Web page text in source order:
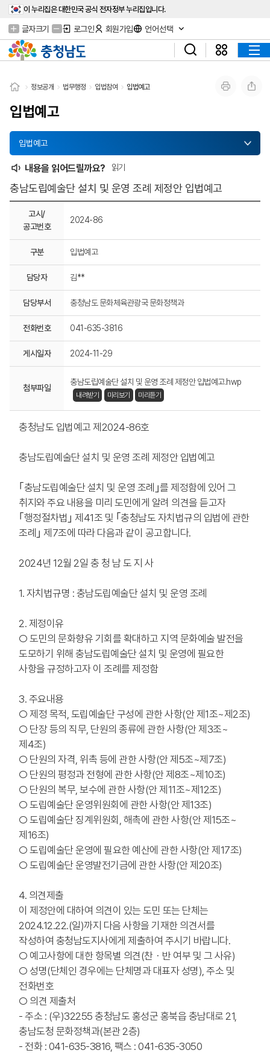
이 누리집은 대한민국 공식 전자정부 누리집입니다.
글자크기 로그인 회원가입 언어선택
정보공개 법무행정 입법참여 입법예고
입법예고
입법예고
내용을 읽어드릴까요? 읽기
충남도립예술단 설치 및 운영 조례 제정안 입법예고
고시/
공고번호
2024-86
구분 입법예고
담당자 김**
담당부서 충청남도 문화체육관광국 문화정책과
전화번호 041-635-3816
게시일자 2024-11-29
첨부파일
충남도립예술단 설치 및 운영 조례 제정안 입법예고.hwp
내려받기 미리보기 미리듣기
충청남도 입법예고 제2024-86호
충남도립예술단 설치 및 운영 조례 제정안 입법예고
｢충남도립예술단 설치 및 운영 조례｣를 제정함에 있어 그
취지와 주요 내용을 미리 도민에게 알려 의견을 듣고자
｢행정절차법｣ 제41조 및 ｢충청남도 자치법규의 입법에 관한
조례｣ 제7조에 따라 다음과 같이 공고합니다.
2024년 12월 2일 충 청 남 도 지 사
1. 자치법규명 : 충남도립예술단 설치 및 운영 조례
2. 제정이유
○ 도민의 문화향유 기회를 확대하고 지역 문화예술 발전을
도모하기 위해 충남도립예술단 설치 및 운영에 필요한
사항을 규정하고자 이 조례를 제정함
3. 주요내용
○ 제정 목적, 도립예술단 구성에 관한 사항(안 제1조~제2조)
○ 단장 등의 직무, 단원의 종류에 관한 사항(안 제3조~
제4조)
○ 단원의 자격, 위촉 등에 관한 사항(안 제5조~제7조)
○ 단원의 평정과 전형에 관한 사항(안 제8조~제10조)
○ 단원의 복무, 보수에 관한 사항(안 제11조~제12조)
○ 도립예술단 운영위원회에 관한 사항(안 제13조)
○ 도립예술단 징계위원회, 해촉에 관한 사항(안 제15조~
제16조)
○ 도립예술단 운영에 필요한 예산에 관한 사항(안 제17조)
○ 도립예술단 운영발전기금에 관한 사항(안 제20조)
4. 의견제출
이 제정안에 대하여 의견이 있는 도민 또는 단체는
2024.12.22.(일)까지 다음 사항을 기재한 의견서를
작성하여 충청남도지사에게 제출하여 주시기 바랍니다.
○ 예고사항에 대한 항목별 의견(찬・반 여부 및 그 사유)
○ 성명(단체인 경우에는 단체명과 대표자 성명), 주소 및
전화번호
○ 의견 제출처
- 주소 : (우)32255 충청남도 홍성군 홍북읍 충남대로 21,
충남도청 문화정책과(본관 2층)
- 전화 : 041-635-3816, 팩스 : 041-635-3050